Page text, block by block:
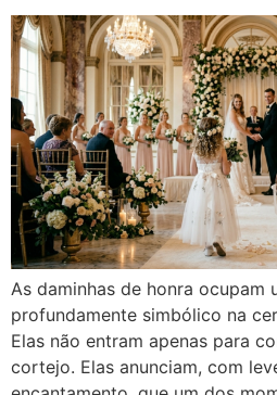
As daminhas de honra ocupam
profundamente simbólico na
Elas não entram apenas para
cortejo. Elas anunciam, com